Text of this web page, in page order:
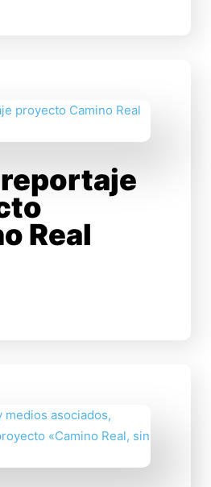
Real